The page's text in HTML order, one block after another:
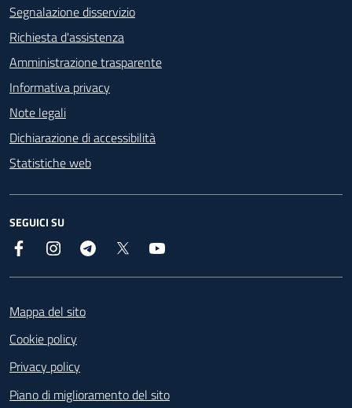
Segnalazione disservizio
Richiesta d'assistenza
Amministrazione trasparente
Informativa privacy
Note legali
Dichiarazione di accessibilità
Statistiche web
SEGUICI SU
Facebook InstagramTelegram
Mappa del sito
Cookie policy
Privacy policy
Piano di miglioramento del sito